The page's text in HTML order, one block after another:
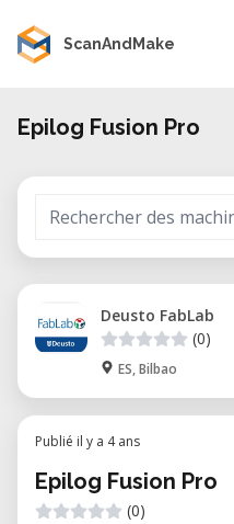
ScanAndMake
Epilog Fusion Pro
Deusto FabLab
(0)
ES, Bilbao
Publié il y a 4 ans
Epilog Fusion Pro
(0)